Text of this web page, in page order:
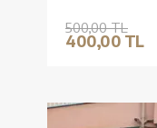
500,00 TL
400,00 TL